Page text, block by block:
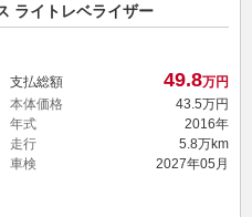
ライトレベライザー
支払総額 49.8万円
本体価格
43.5万円
年式
2016年
走行
5.8万km
車検
2027年05月